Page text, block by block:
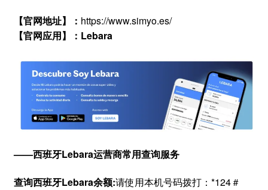
【官网地址】： https://www.simyo.es/
【官网应用】：Lebara
——西班牙Lebara运营商常用查询服务
查询西班牙Lebara余额:请使用本机号码拨打：*124＃